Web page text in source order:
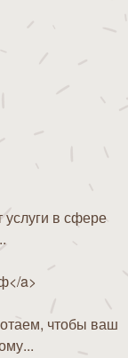
услуги в сфере
a>
чтобы ваш